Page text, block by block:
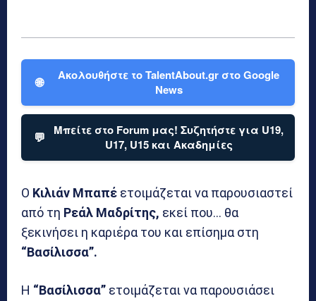
🌐
Ακολουθήστε το TalentAbout.gr στο Google
News
💬
Μπείτε στο Forum μας! Συζητήστε για U19,
U17, U15 και Ακαδημίες
Ο Κιλιάν Μπαπέ ετοιμάζεται να παρουσιαστεί
από τη Ρεάλ Μαδρίτης, εκεί που… θα
ξεκινήσει η καριέρα του και επίσημα στη
“Βασίλισσα”.
Η “Βασίλισσα” ετοιμάζεται να παρουσιάσει